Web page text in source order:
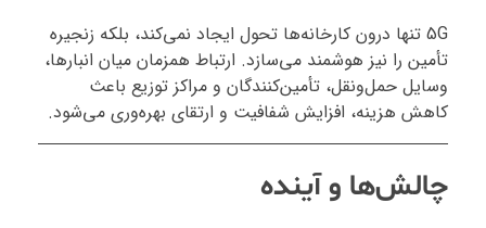
5G تنها درون کارخانه‌ها تحول ایجاد نمی‌کند، بلکه زنجیره
تأمین را نیز هوشمند می‌سازد. ارتباط همزمان میان انبارها،
وسایل حمل‌ونقل، تأمین‌کنندگان و مراکز توزیع باعث
کاهش هزینه، افزایش شفافیت و ارتقای بهره‌وری می‌شود.
چالش‌ها و آینده